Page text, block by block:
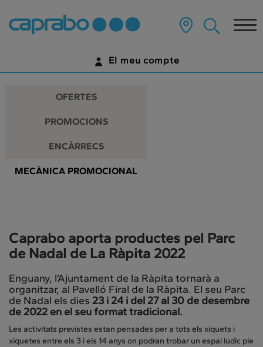
Promocions
descomptes
als
nostres
supermercats
contingut
pàgina
El meu compte
ENCARA NO TENS UN COMPTE DIGITAL?
OFERTES
PROMOCIONS
ENCÀRRECS
MECÀNICA PROMOCIONAL
Caprabo aporta productes pel Parc
de Nadal de La Ràpita 2022
Enguany, l’Ajuntament de la Ràpita tornarà a
organitzar, al Pavelló Firal de la Ràpita. El seu Parc
de Nadal els dies 23 i 24 i del 27 al 30 de desembre
de 2022 en el seu format tradicional.
Les activitats previstes estan pensades per a tots els xiquets i
xiquetes entre els 3 i els 14 anys on podran trobar un espai lúdic ple